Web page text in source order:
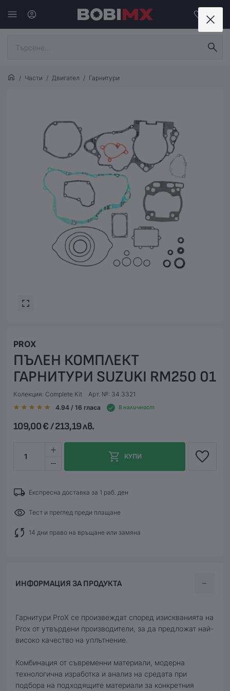
Части Двигател Гарнитури
PROX
ПЪЛЕН КОМПЛЕКТ
ГАРНИТУРИ SUZUKI RM250 01
Колекция: Complete Kit
Арт. №: 34.3321
4.94 / 16 гласа В наличност
109,00 € / 213,19 лв.
1 КУПИ
Експресна доставка за 1 раб. ден
Тест и преглед преди плащане
14 дни право на връщане или замяна
ИНФОРМАЦИЯ ЗА ПРОДУКТА
Гарнитури ProX се произвеждат според изискванията на
Prox от утвърдени производители, за да предложат най-
високо качество на уплътнение.
Комбинация от съвременни материали, модерна
технологична изработка и анализ на средата при
подбора на подходящите материали за конкретния